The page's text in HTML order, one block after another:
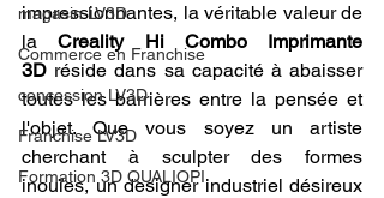
magasin LV3D
Commerce en Franchise
concession LV3D
Franchise LV3D
Formation 3D QUALIOPI
impressionnantes, la véritable valeur de
la Creality Hi Combo Imprimante
3D réside dans sa capacité à abaisser
toutes les barrières entre la pensée et
l'objet. Que vous soyez un artiste
cherchant à sculpter des formes
inouïes, un designer industriel désireux